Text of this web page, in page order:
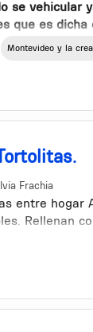
se vehicular
que es
estacionar
Montevideo y la
Frachia
entre hogar
Rellenan